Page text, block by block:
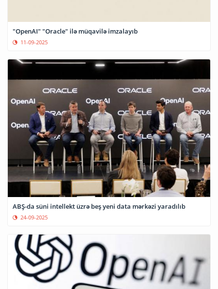
"OpenAI" "Oracle" ilə müqavilə imzalayıb
11-09-2025
ABŞ-da süni intellekt üzrə beş yeni data mərkəzi yaradılıb
24-09-2025